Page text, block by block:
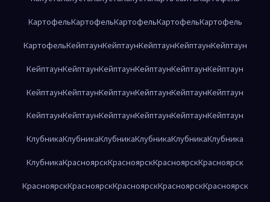
КартофельКартофельКартофельКартофельКартофель
КартофельКейптаунКейптаунКейптаунКейптаунКейптаун
КейптаунКейптаунКейптаунКейптаунКейптаунКейптаун
КейптаунКейптаунКейптаунКейптаунКейптаунКейптаун
КейптаунКейптаунКейптаунКейптаунКейптаунКейптаун
КлубникаКлубникаКлубникаКлубникаКлубникаКлубника
КлубникаКрасноярскКрасноярскКрасноярскКрасноярск
КрасноярскКрасноярскКрасноярскКрасноярскКрасноярск